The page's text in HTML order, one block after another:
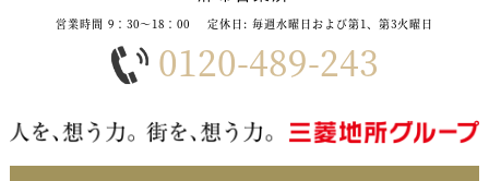
営業時間 9：30～18：00 定休日: 毎週水曜日および第1、第3火曜日
0120-489-243